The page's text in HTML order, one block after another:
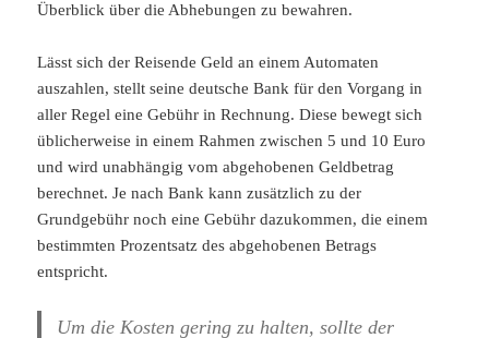
Überblick über die Abhebungen zu bewahren.
Lässt sich der Reisende Geld an einem Automaten
auszahlen, stellt seine deutsche Bank für den Vorgang in
aller Regel eine Gebühr in Rechnung. Diese bewegt sich
üblicherweise in einem Rahmen zwischen 5 und 10 Euro
und wird unabhängig vom abgehobenen Geldbetrag
berechnet. Je nach Bank kann zusätzlich zu der
Grundgebühr noch eine Gebühr dazukommen, die einem
bestimmten Prozentsatz des abgehobenen Betrags
entspricht.
Um die Kosten gering zu halten, sollte der